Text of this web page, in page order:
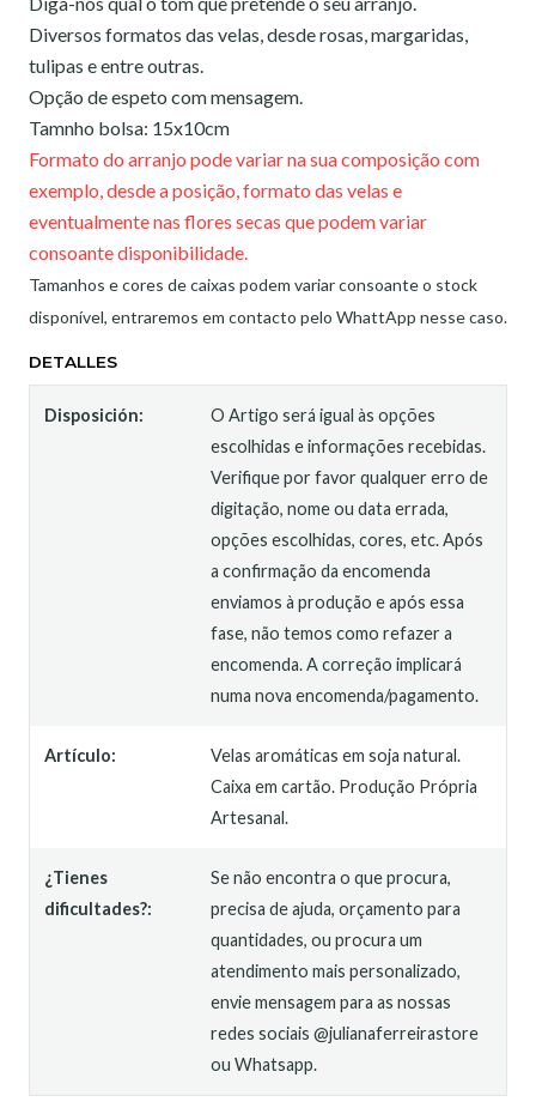
Diversos formatos das velas, desde rosas, margaridas,
tulipas e entre outras.
Opção de espeto com mensagem.
Tamnho bolsa: 15x10cm
Formato do arranjo pode variar na sua composição com
exemplo, desde a posição, formato das velas e
eventualmente nas flores secas que podem variar
consoante disponibilidade.
Tamanhos e cores de caixas podem variar consoante o stock
disponível, entraremos em contacto pelo WhattApp nesse caso.
DETALLES
Disposición:
O Artigo será igual às opções
escolhidas e informações recebidas.
Verifique por favor qualquer erro de
digitação, nome ou data errada,
opções escolhidas, cores, etc. Após
a confirmação da encomenda
enviamos à produção e após essa
fase, não temos como refazer a
encomenda. A correção implicará
numa nova encomenda/pagamento.
Artículo:
Velas aromáticas em soja natural.
Caixa em cartão. Produção Própria
Artesanal.
¿Tienes
dificultades?:
Se não encontra o que procura,
precisa de ajuda, orçamento para
quantidades, ou procura um
atendimento mais personalizado,
envie mensagem para as nossas
redes sociais @julianaferreirastore
ou Whatsapp.